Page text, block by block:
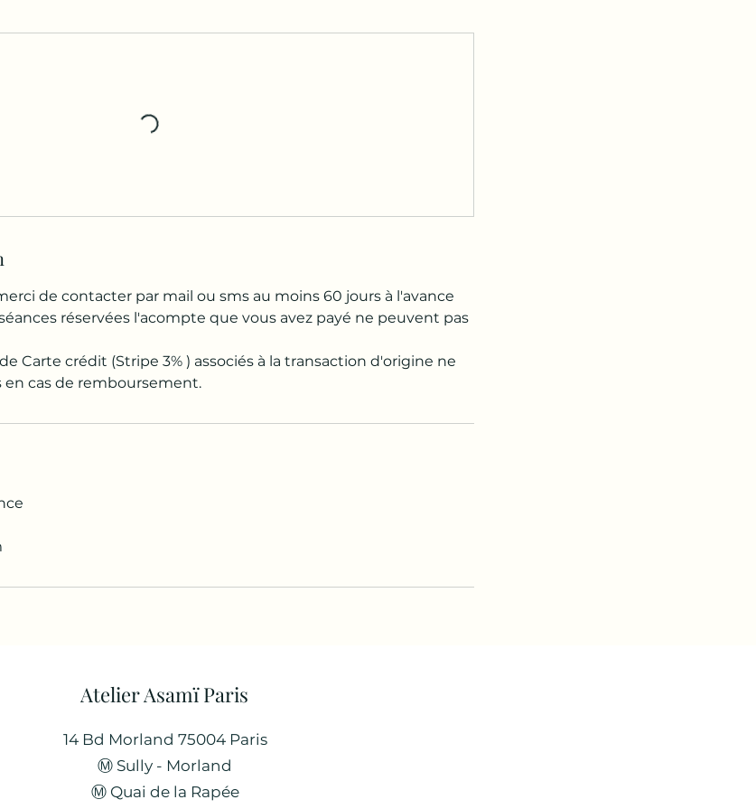
de contacter par mail ou sms au moins 60 jours à l'avance
réservées l'acompte que vous avez payé ne peuvent pas
Carte crédit (Stripe 3% ) associés à la transaction d'origine ne
en cas de remboursement.
Atelier Asamï Paris
14 Bd Morland 75004 Paris
Ⓜ︎ Sully - Morland
​Ⓜ︎ Quai de la Rapée